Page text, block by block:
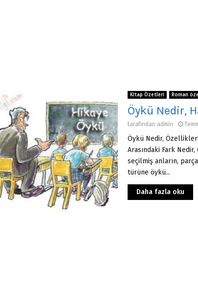
Kitap Özetleri Roman
Öykü Nedir,
tarafından admin
Öykü Nedir,
Arasındaki Fark
seçilmiş anların,
türüne öykü...
Daha fazla oku